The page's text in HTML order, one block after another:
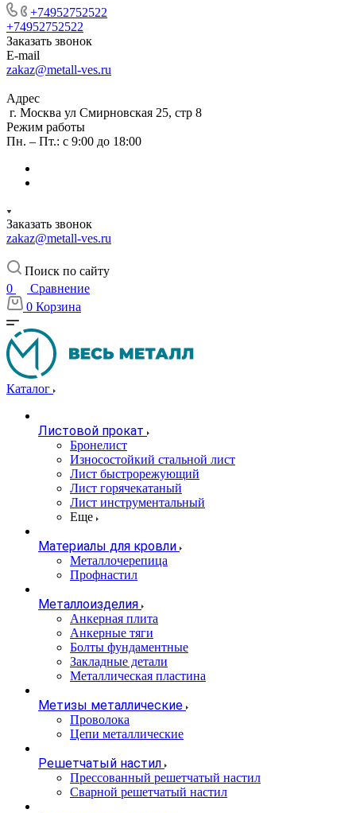
+74952752522
+74952752522
Заказать звонок
E-mail
zakaz@metall-ves.ru
Адрес
г. Москва ул Смирновская 25, стр 8
Режим работы
Пн. – Пт.: с 9:00 до 18:00
Заказать звонок
zakaz@metall-ves.ru
Поиск по сайту
0
Сравнение
0 Корзина
Каталог
Листовой прокат
Бронелист
Износостойкий стальной лист
Лист быстрорежующий
Лист горячекатаный
Лист инструментальный
Еще
Материалы для кровли
Металлочерепица
Профнастил
Металлоизделия
Анкерная плита
Анкерные тяги
Болты фундаментные
Закладные детали
Металлическая пластина
Метизы металлические
Проволока
Цепи металлические
Решетчатый настил
Прессованный решетчатый настил
Сварной решетчатый настил